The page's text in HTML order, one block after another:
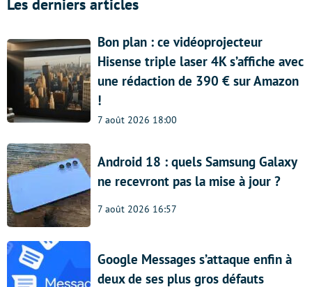
Les derniers articles
Bon plan : ce vidéoprojecteur
Hisense triple laser 4K s’affiche avec
une rédaction de 390 € sur Amazon
!
7 août 2026 18:00
Android 18 : quels Samsung Galaxy
ne recevront pas la mise à jour ?
7 août 2026 16:57
Google Messages s’attaque enfin à
deux de ses plus gros défauts